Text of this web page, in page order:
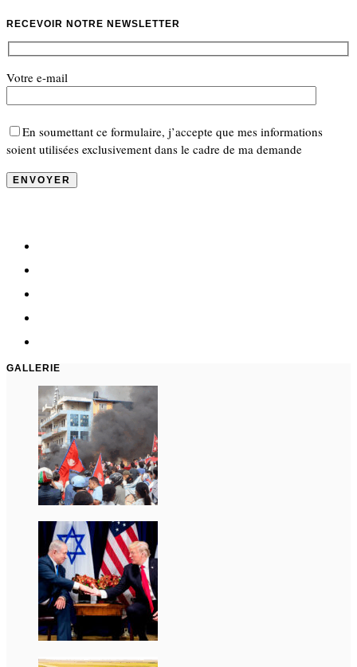
RECEVOIR NOTRE NEWSLETTER
Votre e-mail
En soumettant ce formulaire, j’accepte que mes informations
soient utilisées exclusivement dans le cadre de ma demande
GALLERIE